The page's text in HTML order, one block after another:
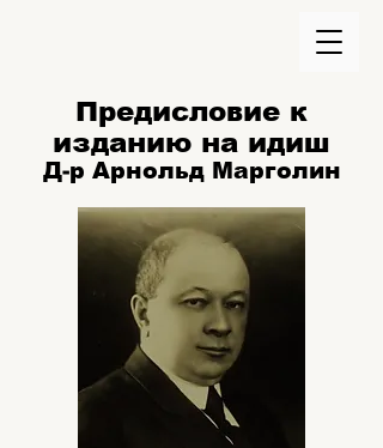
Предисловие к
изданию на идиш
Д-р Арнольд Марголин